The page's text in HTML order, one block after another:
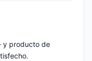
y producto de